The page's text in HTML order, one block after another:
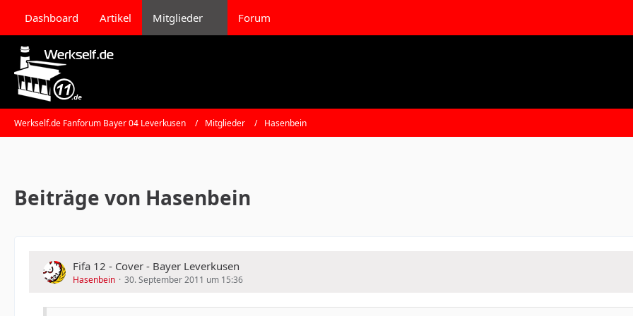
Dashboard Artikel Mitglieder Forum
Werkself.de Fanforum Bayer 04 Leverkusen Mitglieder Hasenbein
Beiträge von Hasenbein
Fifa 12 - Cover - Bayer Leverkusen
Hasenbein 30. September 2011 um 15:36